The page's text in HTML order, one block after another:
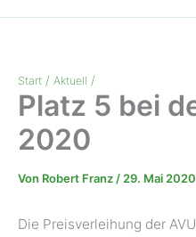
Start Aktuell
Platz 5 bei
2020
Von Robert Franz / 29. Mai 2020
Die Preisverleihung der